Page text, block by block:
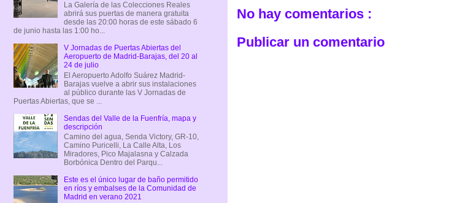
No hay comentarios :
Publicar un comentario
La Galería de las Colecciones Reales
abrirá sus puertas de manera gratuita
desde las 20:00 horas de este sábado 6
de junio hasta las 1:00 ho...
V Jornadas de Puertas Abiertas del
Aeropuerto de Madrid-Barajas, del 20 al
24 de julio
El Aeropuerto Adolfo Suárez Madrid-
Barajas vuelve a abrir sus instalaciones
al público durante las V Jornadas de
Puertas Abiertas, que se ...
Sendas del Valle de la Fuenfría, mapa y
descripción
Camino del agua, Senda Victory, GR-10,
Camino Puricelli, La Calle Alta, Los
Miradores, Pico Majalasna y Calzada
Borbónica Dentro del Parqu...
Este es el único lugar de baño permitido
en ríos y embalses de la Comunidad de
Madrid en verano 2021